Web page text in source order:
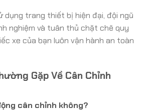
dụng trang thiết bị hiện đại, đội ngũ
nghiệm và tuân thủ chặt chẽ quy
xe của bạn luôn vận hành an toàn
Gặp Về Cân Chỉnh
cân chỉnh không?